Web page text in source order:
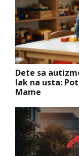
Dete sa
lak na usta:
Mame